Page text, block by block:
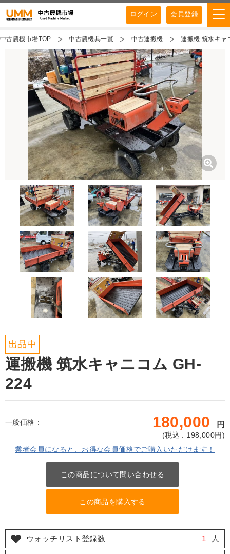
ログイン 会員登録
中古農機市場TOP 中古農機具一覧 中古運搬機 運搬機 筑水キャ
出品中
運搬機 筑水キャニコム GH-
224
一般価格： 180,000 円
(税込 : 198,000円)
業者会員になると、お得な会員価格でご購入いただけます！
この商品について問い合わせる
この商品を購入する
ウォッチリスト登録数 1 人